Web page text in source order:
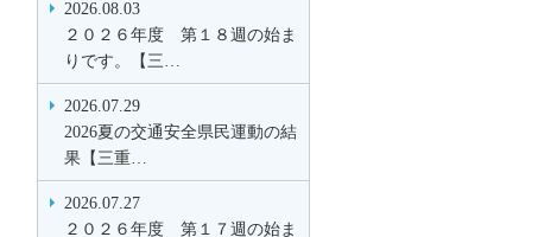
2026.08.03
２０２６年度 第１８週の始ま
りです。【三…
2026.07.29
2026夏の交通安全県民運動の結
果【三重…
2026.07.27
２０２６年度 第１７週の始ま